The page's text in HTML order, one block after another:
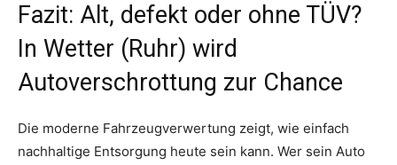
Fazit: Alt, defekt oder ohne TÜV?
In Wetter (Ruhr) wird
Autoverschrottung zur Chance
Die moderne Fahrzeugverwertung zeigt, wie einfach
nachhaltige Entsorgung heute sein kann. Wer sein Auto